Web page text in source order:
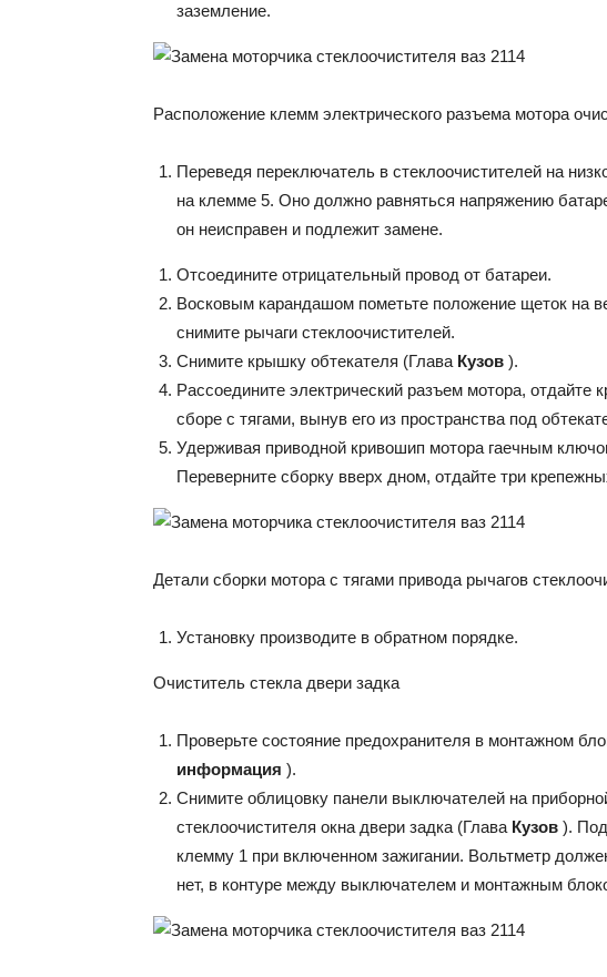
заземление.
Расположение клемм электрического разъема мотора
Переведя переключатель в стеклоочистителей на
на клемме 5. Оно должно равняться напряжению
он неисправен и подлежит замене.
Отсоедините отрицательный провод от батареи.
Восковым карандашом пометьте положение щеток на
снимите рычаги стеклоочистителей.
Снимите крышку обтекателя (Глава Кузов ).
Рассоедините электрический разъем мотора,
сборе с тягами, вынув его из пространства под
Удерживая приводной кривошип мотора гаечным
Переверните сборку вверх дном, отдайте три
Детали сборки мотора с тягами привода рычагов
Установку производите в обратном порядке.
Очиститель стекла двери задка
Проверьте состояние предохранителя в монтажном
информация ).
Снимите облицовку панели выключателей на
стеклоочистителя окна двери задка (Глава Кузов ).
клемму 1 при включенном зажигании. Вольтметр
нет, в контуре между выключателем и монтажным